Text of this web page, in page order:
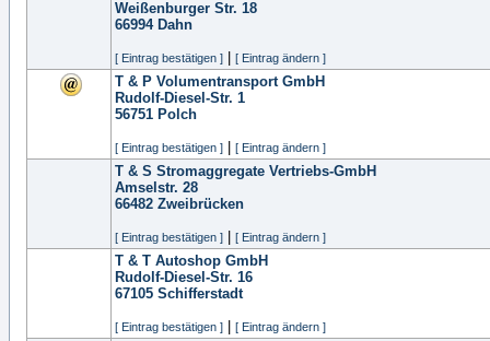
Weißenburger Str. 18
66994 Dahn
[ Eintrag bestätigen ] [ Eintrag ändern ]
T & P Volumentransport GmbH
Rudolf-Diesel-Str. 1
56751 Polch
[ Eintrag bestätigen ] [ Eintrag ändern ]
T & S Stromaggregate Vertriebs-GmbH
Amselstr. 28
66482 Zweibrücken
[ Eintrag bestätigen ] [ Eintrag ändern ]
T & T Autoshop GmbH
Rudolf-Diesel-Str. 16
67105 Schifferstadt
[ Eintrag bestätigen ] [ Eintrag ändern ]